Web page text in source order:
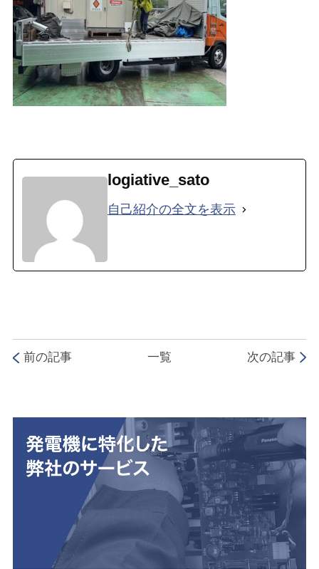
logiative_sato
自己紹介の全文を表示
前の記事 一覧 次の記事